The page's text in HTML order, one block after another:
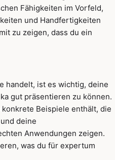
Fähigkeiten im Vorfeld,
und Handfertigkeiten
zu zeigen, dass du ein
handelt, ist es wichtig, deine
gut präsentieren zu können.
Beispiele enthält, die
deine
Anwendungen zeigen.
was du für expertum